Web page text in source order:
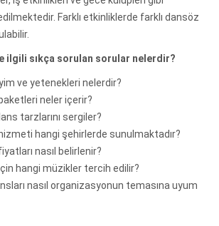
Farklı etkinliklerde farklı dansöz
ilgili sıkça sorulan sorular nelerdir?
ve yetenekleri nelerdir?
neler içerir?
tarzlarını sergiler?
hangi şehirlerde sunulmaktadır?
nasıl belirlenir?
hangi müzikler tercih edilir?
nasıl organizasyonun temasına uyum